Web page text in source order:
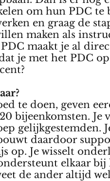
om hun PDC te
en graag de
maken als
maakt je al
je met het PDC
te doen, geven
bijeenkomsten. Je
gelijkgestemden.
daardoor
op. Je wisselt
elkaar bij
de ander altijd